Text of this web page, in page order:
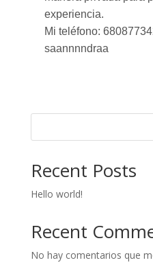
experiencia.
Mi teléfono:
saannnndraa
Recent Posts
Hello world!
Recent
No hay comentarios que